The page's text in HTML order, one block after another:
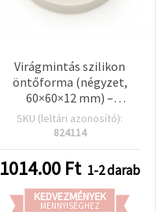
Virágmintás szilikon
öntőforma (négyzet,
60×60×12 mm) –
rugalmas, többször
használható forma
szappanhoz, agyaghoz,
gipszhez és
gyertyakészítéshez
SKU (leltári azonosító):
824114
1014.00 Ft 1-2 darab
KEDVEZMÉNYEK
MENNYISÉGHEZ